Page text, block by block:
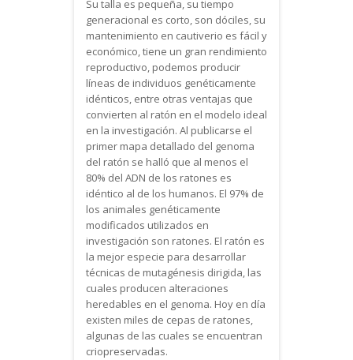
Su talla es pequeña, su tiempo
generacional es corto, son dóciles, su
mantenimiento en cautiverio es fácil y
económico, tiene un gran rendimiento
reproductivo, podemos producir
líneas de individuos genéticamente
idénticos, entre otras ventajas que
convierten al ratón en el modelo ideal
en la investigación. Al publicarse el
primer mapa detallado del genoma
del ratón se halló que al menos el
80% del ADN de los ratones es
idéntico al de los humanos. El 97% de
los animales genéticamente
modificados utilizados en
investigación son ratones. El ratón es
la mejor especie para desarrollar
técnicas de mutagénesis dirigida, las
cuales producen alteraciones
heredables en el genoma. Hoy en día
existen miles de cepas de ratones,
algunas de las cuales se encuentran
criopreservadas.